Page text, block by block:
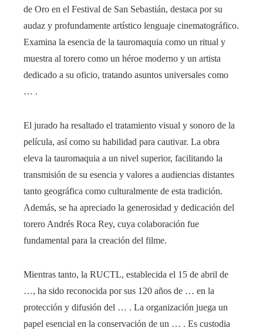
de Oro en el Festival de San Sebastián, destaca por su
audaz y profundamente artístico lenguaje cinematográfico.
Examina la esencia de la tauromaquia como un ritual y
muestra al torero como un héroe moderno y un artista
dedicado a su oficio, tratando asuntos universales como
… .
El jurado ha resaltado el tratamiento visual y sonoro de la
película, así como su habilidad para cautivar. La obra
eleva la tauromaquia a un nivel superior, facilitando la
transmisión de su esencia y valores a audiencias distantes
tanto geográfica como culturalmente de esta tradición.
Además, se ha apreciado la generosidad y dedicación del
torero Andrés Roca Rey, cuya colaboración fue
fundamental para la creación del filme.
Mientras tanto, la RUCTL, establecida el 15 de abril de
…, ha sido reconocida por sus 120 años de … en la
protección y difusión del … . La organización juega un
papel esencial en la conservación de un … . Es custodia